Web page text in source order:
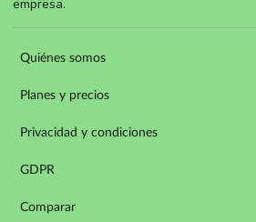
empresa.
Quiénes somos
Planes y precios
Privacidad y condiciones
GDPR
Comparar